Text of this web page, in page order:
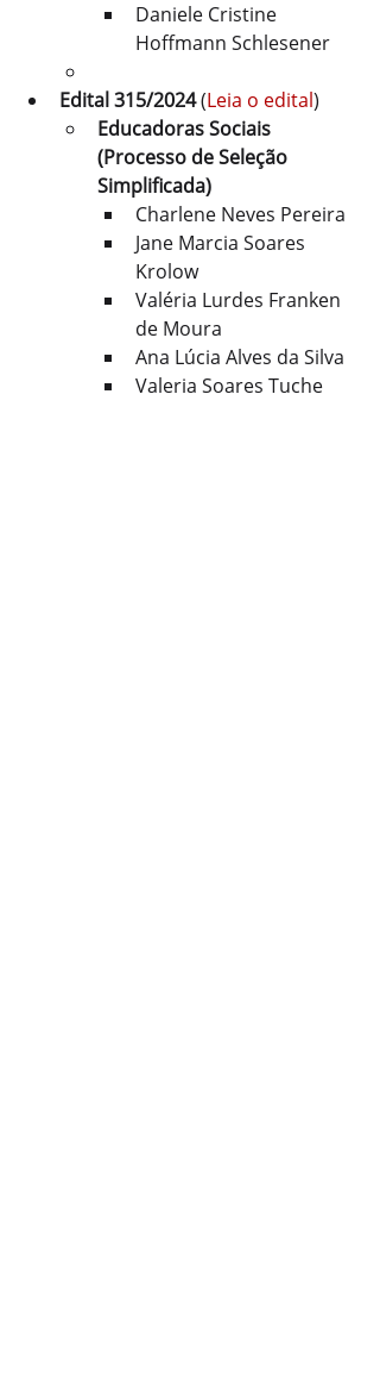
Daniele Cristine
Hoffmann Schlesener
Edital 315/2024 (Leia o edital)
Educadoras Sociais
(Processo de Seleção
Simplificada)
Charlene Neves Pereira
Jane Marcia Soares
Krolow
Valéria Lurdes Franken
de Moura
Ana Lúcia Alves da Silva
Valeria Soares Tuche